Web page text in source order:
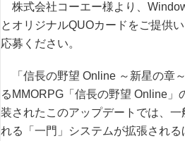
株式会社コーエー様より、
とオリジナルQUOカードをご提供
応募ください。
「信長の野望 Online ～新星の章
るMMORPG「信長の野望 Online
装されたこのアップデートでは、
れる「一門」システムが拡張され